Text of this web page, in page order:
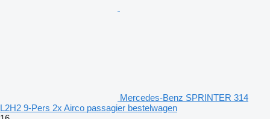
Mercedes-Benz SPRINTER 314
L2H2 9-Pers 2x Airco passagier bestelwagen